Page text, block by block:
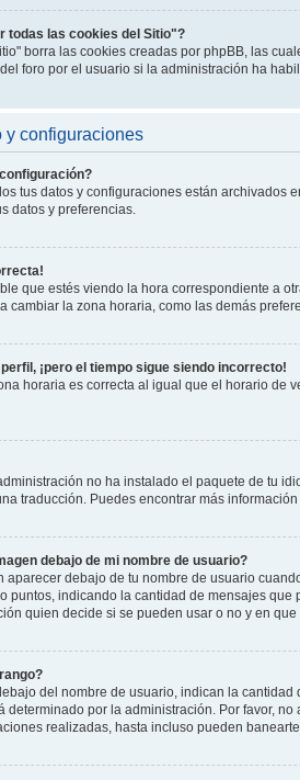
todas las cookies del Sitio"?
borra las cookies creadas por phpBB, las
foro por el usuario si la administración ha
y configuraciones
tus datos y configuraciones están
datos y preferencias.
que estés viendo la hora correspondiente a
cambiar la zona horaria, como las demás
¡pero el tiempo sigue siendo incorrecto!
horaria es correcta al igual que el horario de
no ha instalado el paquete de tu
traducción. Puedes encontrar más
debajo de mi nombre de usuario?
aparecer debajo de tu nombre de usuario
puntos, indicando la cantidad de mensajes
quien decide si se pueden usar o no y en
del nombre de usuario, indican la
determinado por la administración. Por favor,
realizadas, hasta incluso pueden